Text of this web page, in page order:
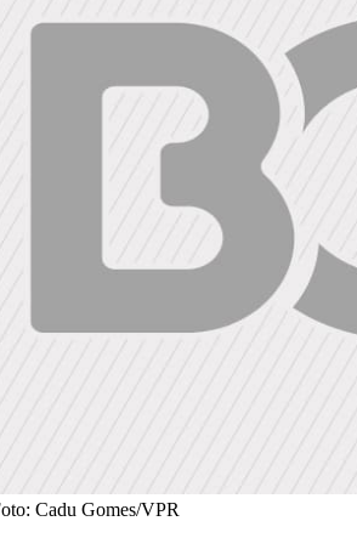
Cadu Gomes/VPR